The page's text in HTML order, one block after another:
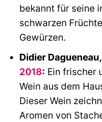
bekannt für seine
schwarzen
Gewürzen.
Didier
2018: Ein frischer
Wein aus dem
Dieser Wein
Aromen von